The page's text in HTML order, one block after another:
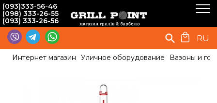
(093)333-56-46
(098) 333-26-55
(093) 333-26-56
RU
Интернет магазин Уличное оборудование Вазоны и